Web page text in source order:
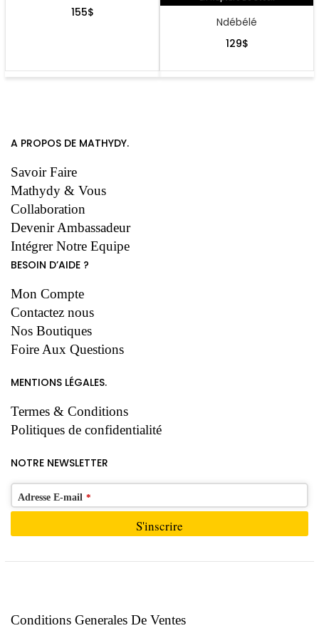
155$
Ndébélé
129$
A PROPOS DE MATHYDY.
Savoir Faire
Mathydy & Vous
Collaboration
Devenir Ambassadeur
Intégrer Notre Equipe
BESOIN D’AIDE ?
Mon Compte
Contactez nous
Nos Boutiques
Foire Aux Questions
MENTIONS LÉGALES.
Termes & Conditions
Politiques de confidentialité
NOTRE NEWSLETTER
Adresse E-mail *
S'inscrire
être
Conditions Generales De Ventes